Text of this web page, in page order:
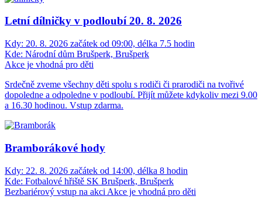
Letní dílničky v podloubí 20. 8. 2026
Kdy: 20. 8. 2026 začátek od 09:00, délka 7.5 hodin
Kde: Národní dům Brušperk, Brušperk
Akce je vhodná pro děti
Srdečně zveme všechny děti spolu s rodiči či prarodiči na tvořivé
dopoledne a odpoledne v podloubí. Přijít můžete kdykoliv mezi 9.00
a 16.30 hodinou. Vstup zdarma.
Bramborákové hody
Kdy: 22. 8. 2026 začátek od 14:00, délka 8 hodin
Kde: Fotbalové hřiště SK Brušperk, Brušperk
Bezbariérový vstup na akci Akce je vhodná pro děti